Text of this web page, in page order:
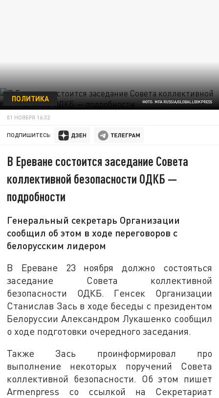
ФОТО: MFA RUSSIA/GLOBALLOOKPRESS
ПОЛИТИКА
01 НОЯБРЯ 16:32
ПОДПИШИТЕСЬ:
В Ереване состоится заседание Совета
коллективной безопасности ОДКБ —
подробности
Генеральный секретарь Организации
сообщил об этом в ходе переговоров с
белорусским лидером
В Ереване 23 ноября должно состояться
заседание Совета коллективной
безопасности ОДКБ. Генсек Организации
Станислав Зась в ходе беседы с президентом
Белоруссии Александром Лукашенко сообщил
о ходе подготовки очередного заседания.
Также Зась проинформировал про
выполнение некоторых поручений Совета
коллективной безопасности. Об этом пишет
Armenpress со ссылкой на Секретариат